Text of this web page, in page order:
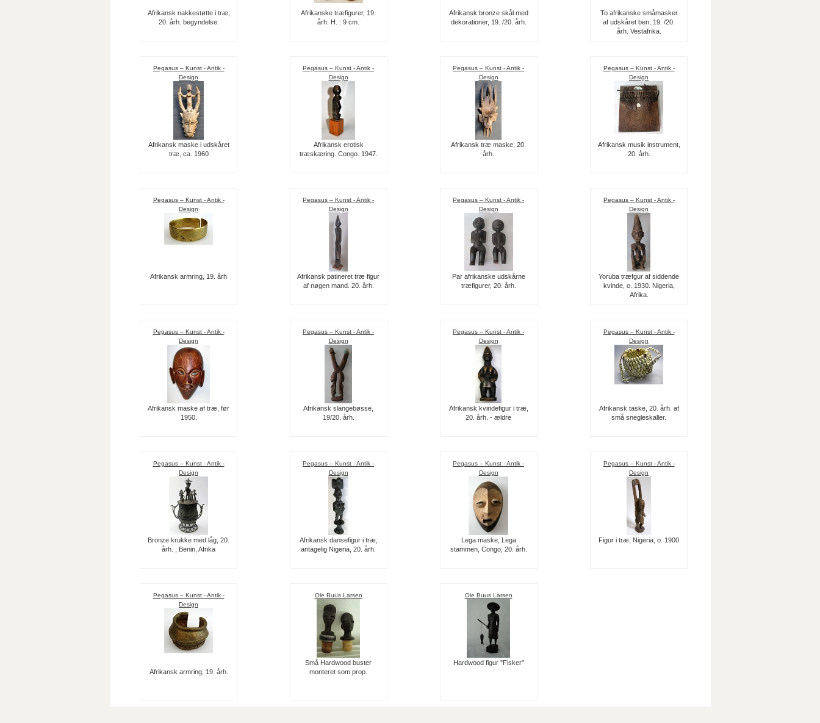
Afrikansk nakkestøtte i træ,
20. årh. begyndelse.
Afrikanske træfigurer, 19.
årh. H. : 9 cm.
Afrikansk bronze skål med
dekorationer, 19. /20. årh.
To afrikanske småmasker
af udskåret ben, 19. /20.
årh. Vestafrika.
Pegasus – Kunst - Antik -
Design
Afrikansk maske i udskåret
træ, ca. 1960
Pegasus – Kunst - Antik -
Design
Afrikansk erotisk
træskæring. Congo. 1947.
Pegasus – Kunst - Antik -
Design
Afrikansk træ maske, 20.
årh.
Pegasus – Kunst - Antik -
Design
Afrikansk musik instrument,
20. årh.
Pegasus – Kunst - Antik -
Design
Afrikansk armring, 19. årh
Pegasus – Kunst - Antik -
Design
Afrikansk patineret træ figur
af nøgen mand. 20. årh.
Pegasus – Kunst - Antik -
Design
Par afrikanske udskårne
træfigurer, 20. årh.
Pegasus – Kunst - Antik -
Design
Yoruba træfgur af siddende
kvinde, o. 1930. Nigeria,
Afrika.
Pegasus – Kunst - Antik -
Design
Afrikansk maske af træ, før
1950.
Pegasus – Kunst - Antik -
Design
Afrikansk slangebøsse,
19/20. årh.
Pegasus – Kunst - Antik -
Design
Afrikansk kvindefigur i træ,
20. årh. - ældre
Pegasus – Kunst - Antik -
Design
Afrikansk taske, 20. årh. af
små snegleskaller.
Pegasus – Kunst - Antik -
Design
Bronze krukke med låg, 20.
årh. , Benin, Afrika
Pegasus – Kunst - Antik -
Design
Afrikansk dansefigur i træ,
antagelig Nigeria, 20. årh.
Pegasus – Kunst - Antik -
Design
Lega maske, Lega
stammen, Congo, 20. årh.
Pegasus – Kunst - Antik -
Design
Figur i træ, Nigeria, o. 1900
Pegasus – Kunst - Antik -
Design
Afrikansk armring, 19. årh.
Ole Buus Larsen
Små Hardwood buster
monteret som prop.
Ole Buus Larsen
Hardwood figur "Fisker"